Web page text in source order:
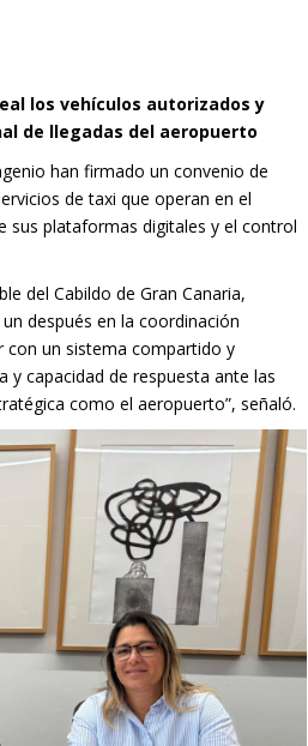
los vehículos autorizados y
de llegadas del aeropuerto
han firmado un convenio de
de taxi que operan en el
sus plataformas digitales y el control
del Cabildo de Gran Canaria,
después en la coordinación
con un sistema compartido y
capacidad de respuesta ante las
como el aeropuerto”, señaló.